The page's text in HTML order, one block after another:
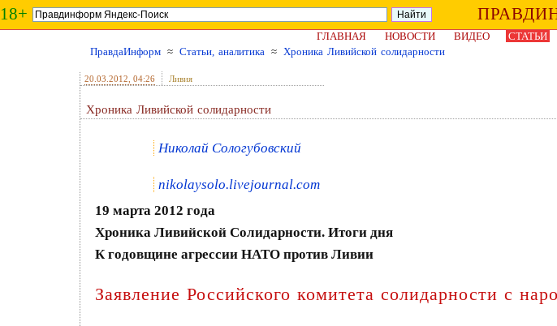
18+
ГЛАВНАЯ
НОВОСТИ ВИДЕО СТАТЬИ
ПравдаИнформ ≈ Статьи, аналитика ≈ Хроника Ливийской солидарности
20.03.2012 , 04:26 Ливия
Хроника Ливийской солидарности
Николай Сологубовский
nikolaysolo.livejournal.com
19 марта 2012 года
Хроника Ливийской Солидарности. Итоги дня
К годовщине агрессии НАТО против Ливии
Заявление Российского комитета солидарности с